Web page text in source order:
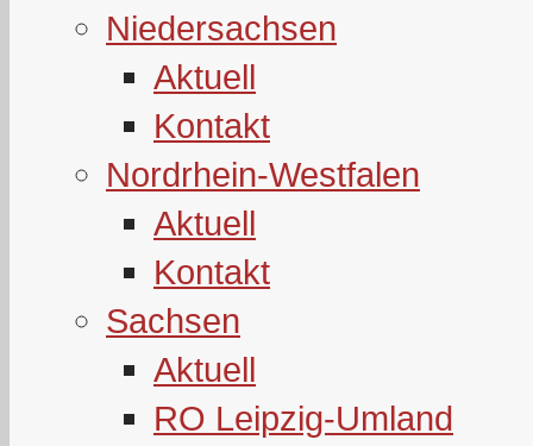
Niedersachsen
Aktuell
Kontakt
Nordrhein-Westfalen
Aktuell
Kontakt
Sachsen
Aktuell
RO Leipzig-Umland